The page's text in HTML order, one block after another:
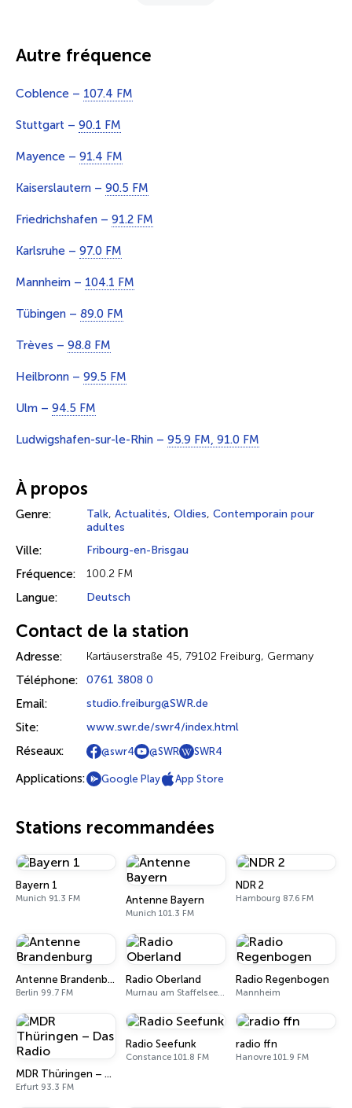
Autre fréquence
Coblence – 107.4 FM
Stuttgart – 90.1 FM
Mayence – 91.4 FM
Kaiserslautern – 90.5 FM
Friedrichshafen – 91.2 FM
Karlsruhe – 97.0 FM
Mannheim – 104.1 FM
Tübingen – 89.0 FM
Trèves – 98.8 FM
Heilbronn – 99.5 FM
Ulm – 94.5 FM
Ludwigshafen-sur-le-Rhin – 95.9 FM, 91.0 FM
À propos
Genre: Talk, Actualités, Oldies, Contemporain pour
adultes
Ville: Fribourg-en-Brisgau
Fréquence: 100.2 FM
Langue: Deutsch
Contact de la station
Adresse: Kartäuserstraße 45, 79102 Freiburg, Germany
Téléphone: 0761 3808 0
Email: studio.freiburg@SWR.de
Site: www.swr.de/swr4/index.html
Réseaux: @swr4 @SWR SWR4
Applications: Google Play App Store
Stations recommandées
Bayern 1
Munich 91.3 FM Antenne Bayern
Munich 101.3 FM
NDR 2
Hambourg 87.6 FM
Antenne Brandenburg
Berlin 99.7 FM
Radio Oberland
Murnau am Staffelsee 97.5 FM
Radio Regenbogen
Mannheim
MDR Thüringen – Das Radio
Erfurt 93.3 FM
Radio Seefunk
Constance 101.8 FM
radio ffn
Hanovre 101.9 FM